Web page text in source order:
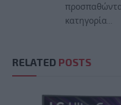
κατηγορία...
RELATED POSTS